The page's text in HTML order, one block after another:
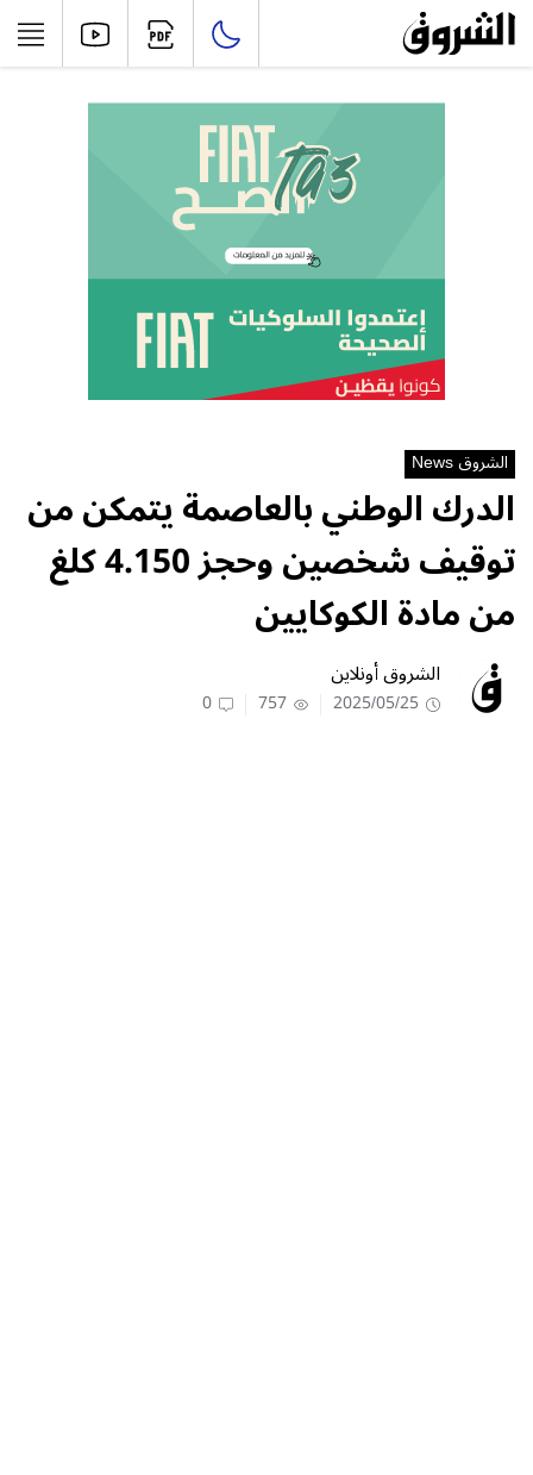
الشروق News
الدرك الوطني بالعاصمة يتمكن من
توقيف شخصين وحجز 4.150 كلغ
من مادة الكوكايين
الشروق أونلاين
2025/05/25
757
0